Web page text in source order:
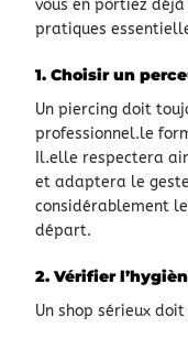
vous en portiez
pratiques
1. Choisir un
Un piercing doit
professionnel.le
Il.elle respectera
et adaptera le
considérablement
départ.
2. Vérifier
Un shop sérieux